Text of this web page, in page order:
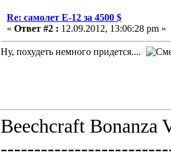
Re: самолет Е-12 за 4500 $
« Ответ #2 : 12.09.2012, 13:06:28 pm »
Ну, похудеть немного придется....
Beechcraft Bonanza